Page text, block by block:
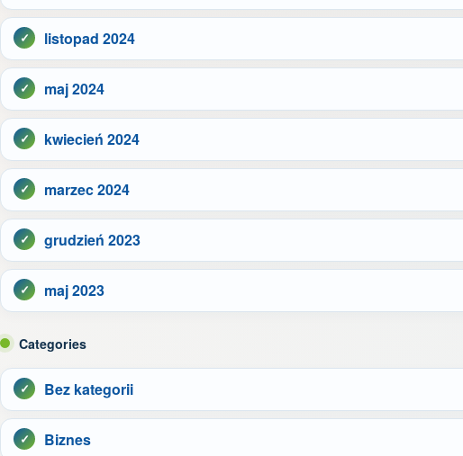
listopad 2024
maj 2024
kwiecień 2024
marzec 2024
grudzień 2023
maj 2023
Categories
Bez kategorii
Biznes